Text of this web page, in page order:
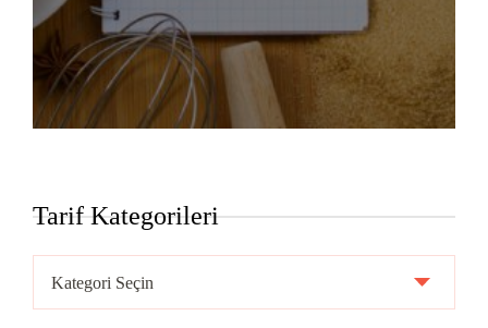
Tarif Kategorileri
Kategorileri